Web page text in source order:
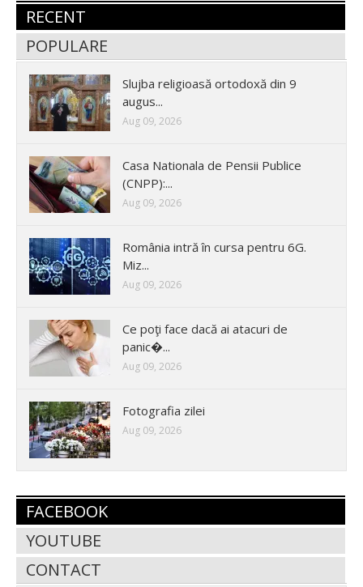
RECENT
POPULARE
Slujba religioasă ortodoxă din 9
augus...
Aug 09, 2026
Casa Nationala de Pensii Publice
(CNPP):...
Aug 09, 2026
România intră în cursa pentru 6G.
Miz...
Aug 09, 2026
Ce poţi face dacă ai atacuri de
panic�...
Aug 09, 2026
Fotografia zilei
Aug 09, 2026
FACEBOOK
YOUTUBE
CONTACT